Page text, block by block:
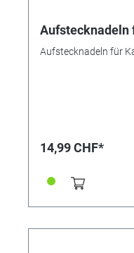
Aufstecknadeln
Aufstecknadeln für
14,99 CHF*